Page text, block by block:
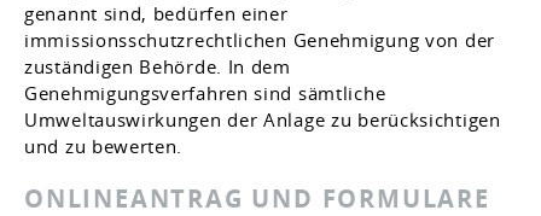
genannt sind, bedürfen einer
immissionsschutzrechtlichen Genehmigung von der
zuständigen Behörde. In dem
Genehmigungsverfahren sind sämtliche
Umweltauswirkungen der Anlage zu berücksichtigen
und zu bewerten.
ONLINEANTRAG UND FORMULARE